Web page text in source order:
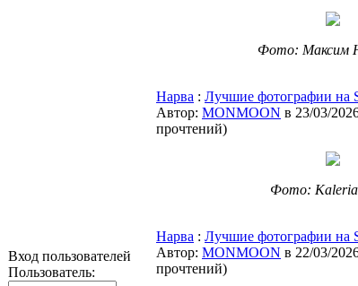
Вход пользователей
Пользователь:
Фото: Максим
Нарва : Лучшие фотографии на
Автор: MONMOON в 23/03/
прочтений)
Фото: Kaleria
Нарва : Лучшие фотографии на
Автор: MONMOON в 22/03/
прочтений)